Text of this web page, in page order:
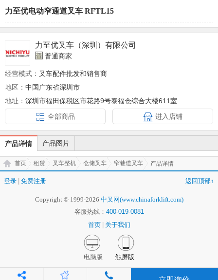
力至优电动窄通道叉车 RFTL15
力至优叉车（深圳）有限公司
普通商家
经营模式： 叉车配件批发和销售商
地区： 中国广东省深圳市
地址： 深圳市福田保税区市花路9号泰福仓综合大楼611室
全部商品
进入店铺
产品详情 产品图片
首页 租赁 叉车整机 仓储叉车 窄巷道叉车 产品详情
登录 免费注册 返回顶部↑
Copyright © 1999-2026 中叉网(www.chinaforklift.com)
客服热线： 400-019-0081
首页
关于我们
电脑版 触屏版